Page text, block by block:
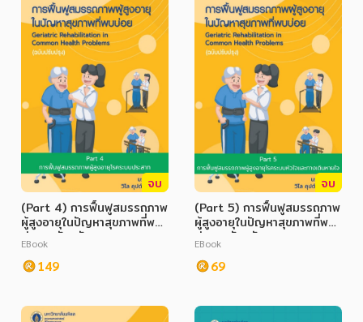
จบ
(Part 4) การฟื้นฟูสมรรถภาพ
ผู้สูงอายุในปัญหาสุขภาพที่พบ
บ่อย ฉบับปรับปรุง
(Geriatric Rehabilitation
in Common Health
EBook
149
จบ
(Part 5) การฟื้นฟูสมรรถภาพ
ผู้สูงอายุในปัญหาสุขภาพที่พบ
บ่อย ฉบับปรับปรุง
(Geriatric Rehabilitation
in Common Health
EBook
69